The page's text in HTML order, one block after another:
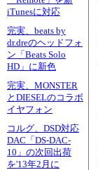
iTunesに対応
完実、beats by
dr.dreのヘッドフォ
ン「Beats Solo
HD」に新色
完実、MONSTER
とDIESELのコラボ
イヤフォン
コルグ、DSD対応
DAC「DS-DAC-
10」の次回出荷
を'13年2月に